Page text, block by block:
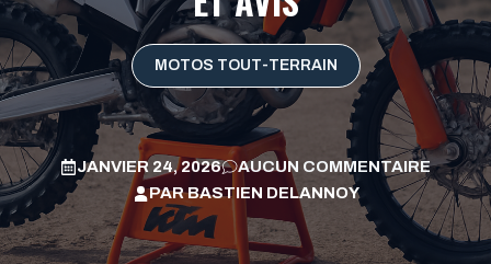
MOTOS TOUT-TERRAIN
JANVIER 24, 2026
AUCUN COMMENTAIRE
PARBASTIEN DELANNOY